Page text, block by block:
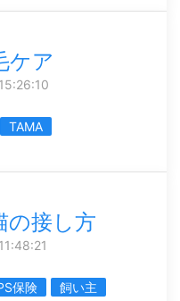
ケア
TAMA
の接し方
保険 飼い主